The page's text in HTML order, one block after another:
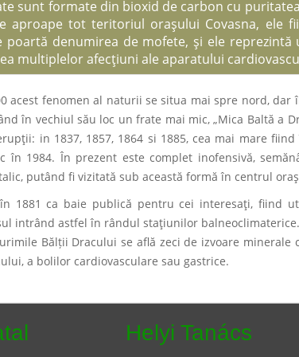
sunt formate din bioxid de carbon cu
aproape tot teritoriul oraşului Covasna, ele
poartă denumirea de mofete, şi ele
multiplelor afecţiuni ale aparatului
acest fenomen al naturii se situa mai spre nord, dar
în vechiul său loc un frate mai mic, „Mica Baltă a
in 1837, 1857, 1864 si 1885, cea mai mare
în 1984. În prezent este complet inofensivă,
putând fi vizitată sub această formă în centrul
1881 ca baie publică pentru cei interesaţi, fiind
intrând astfel în rândul staţiunilor balneoclimaterice.
Bălții Dracului se află zeci de izvoare minerale
a bolilor cardiovasculare sau gastrice.
Helyi Tanács